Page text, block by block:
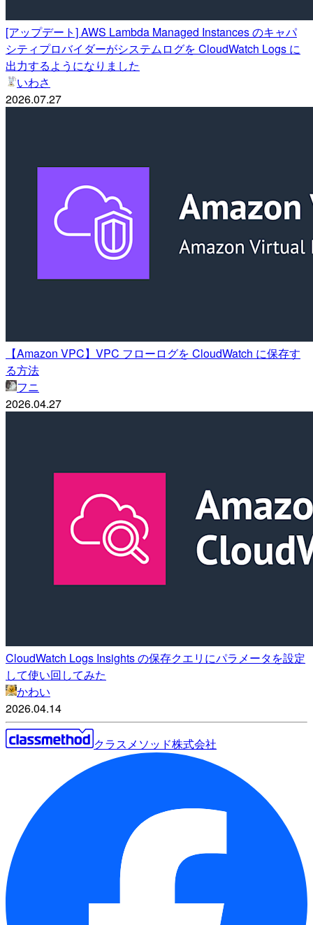
[アップデート] AWS Lambda Managed Instances のキャパ
シティプロバイダーがシステムログを CloudWatch Logs に
出力するようになりました
いわさ
2026.07.27
【Amazon VPC】VPC フローログを CloudWatch に保存す
る方法
フニ
2026.04.27
CloudWatch Logs Insights の保存クエリにパラメータを設定
して使い回してみた
かわい
2026.04.14
クラスメソッド株式会社